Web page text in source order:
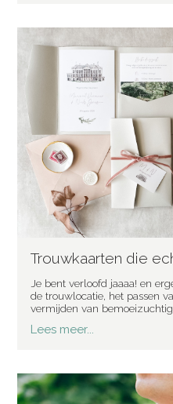
Trouwkaarten die
Je bent verloofd jaaaa! en
de trouwlocatie, het passen
vermijden van
Lees meer...